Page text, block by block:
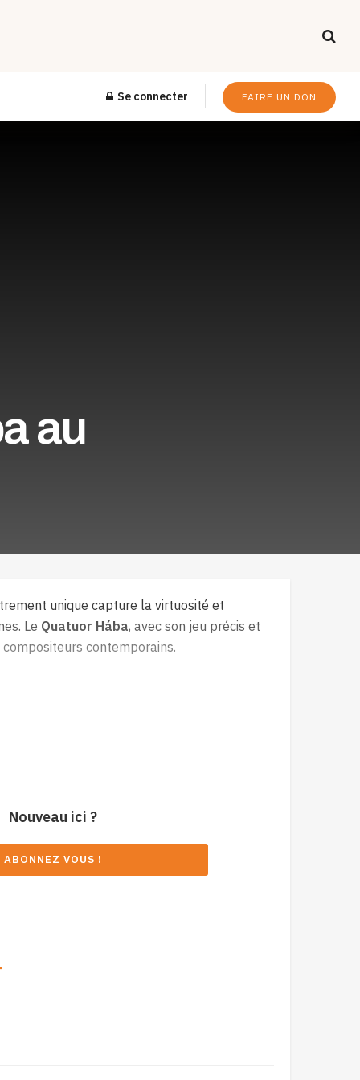
Se connecter FAIRE UN DON
au
unique capture la virtuosité et
Le Quatuor Hába, avec son jeu précis et
compositeurs contemporains.
Nouveau ici ?
ABONNEZ VOUS !